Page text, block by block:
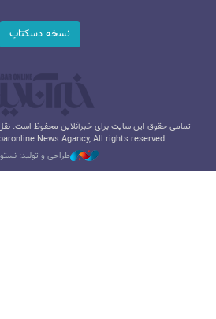
نسخه دسکتاپ
تمامی حقوق این سایت برای خبرآنلاین محفوظ است.
News Agancy, All rights reserved
طراحی و تولید: